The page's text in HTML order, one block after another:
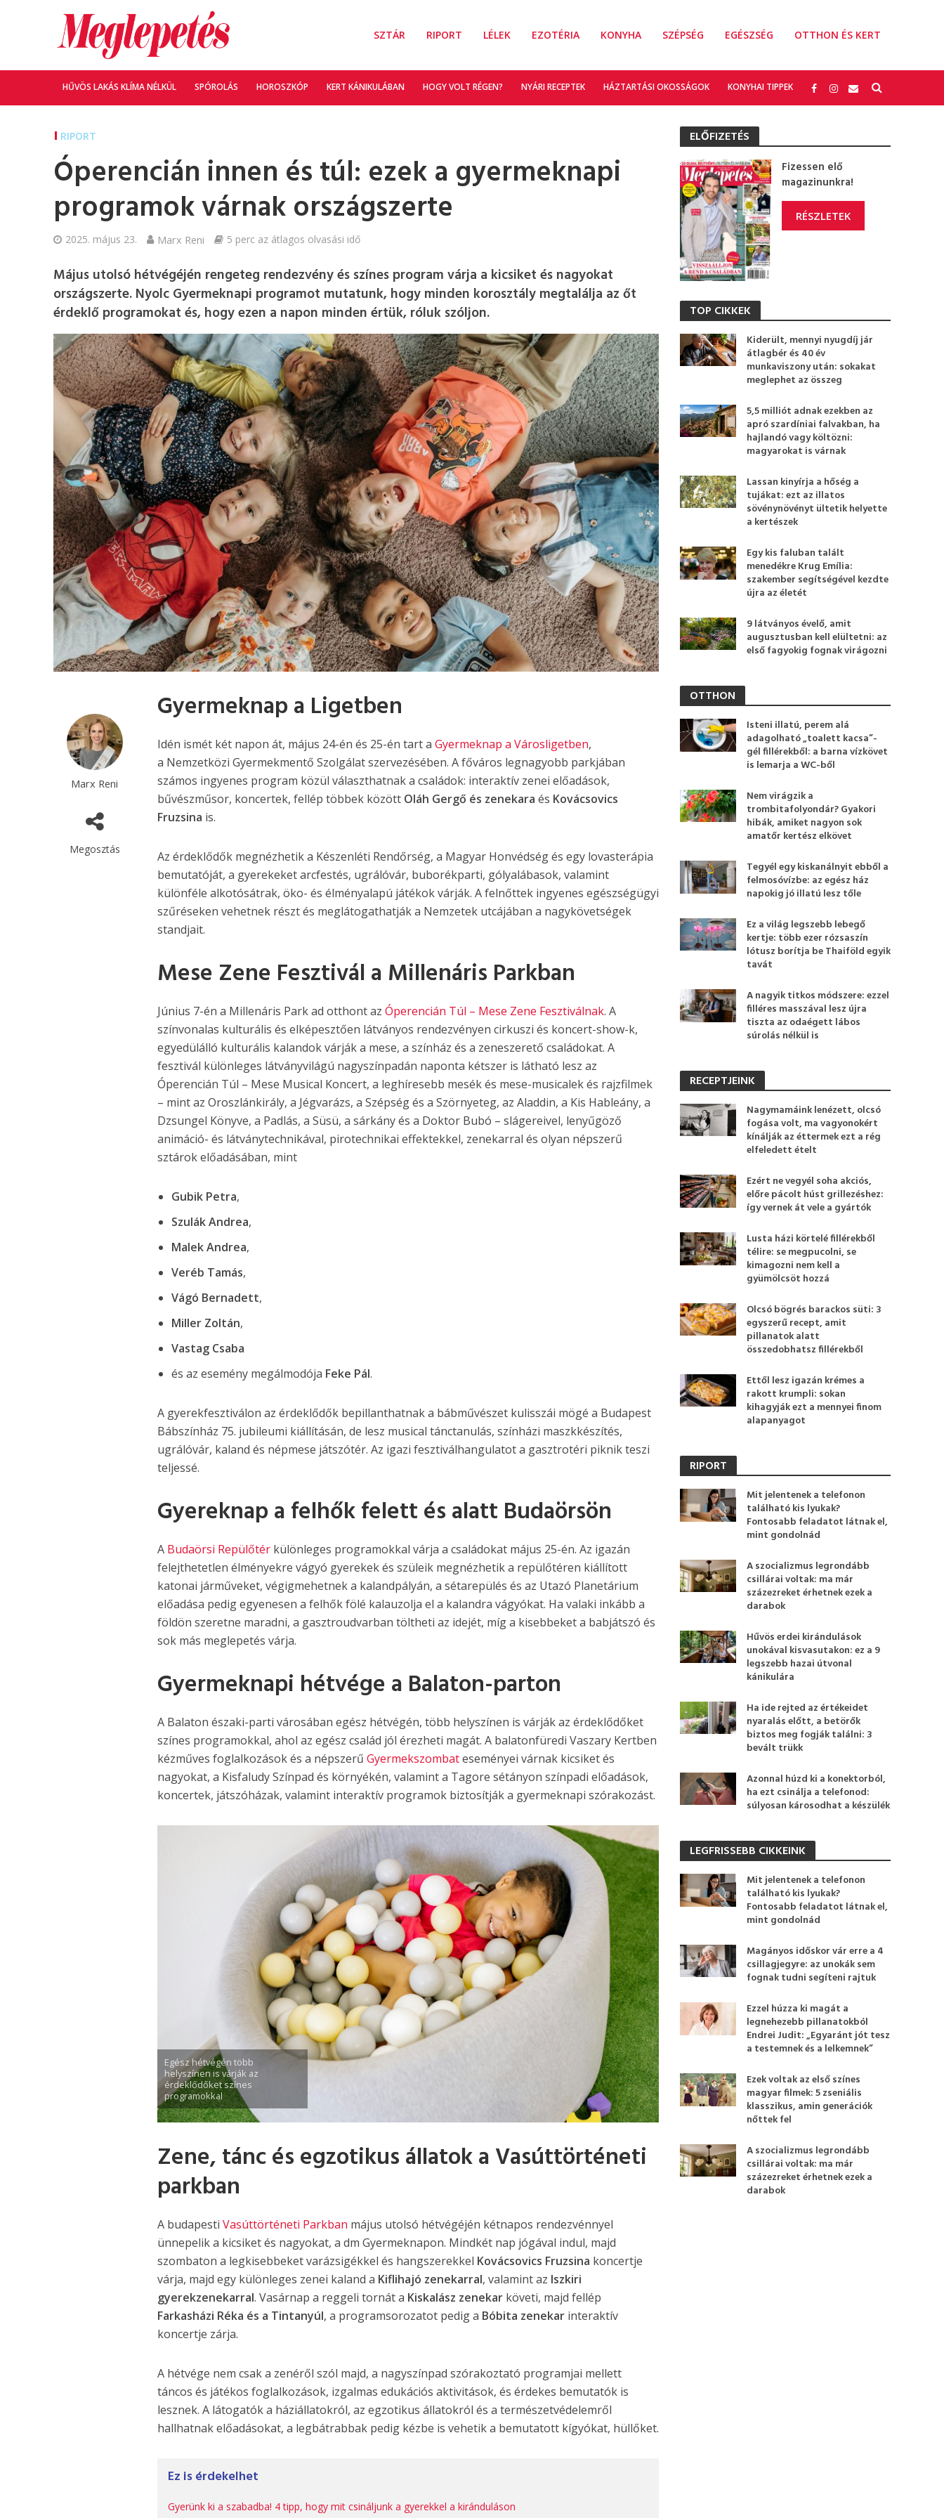
SZTÁR RIPORT LÉLEK EZOTÉRIA KONYHA SZÉPSÉG EGÉSZSÉG OTTHON ÉS KERT
HŰVÖS LAKÁS KLÍMA NÉLKÜL SPÓROLÁS HOROSZKÓP KERT KÁNIKULÁBAN HOGY VOLT RÉGEN? NYÁRI RECEPTEK HÁZTARTÁSI OKOSSÁGOK KONYHAI TIPPEK
RIPORT
Óperencián innen és túl: ezek a gyermeknapi
programok várnak országszerte
2025. május 23. Marx Reni 5 perc az átlagos olvasási idő
Május utolsó hétvégéjén rengeteg rendezvény és színes program várja a kicsiket és nagyokat
országszerte. Nyolc Gyermeknapi programot mutatunk, hogy minden korosztály megtalálja az őt
érdeklő programokat és, hogy ezen a napon minden értük, róluk szóljon.
Marx Reni
Megosztás
Gyermeknap a Ligetben
Idén ismét két napon át, május 24-én és 25-én tart aGyermeknap a Városligetben,
a Nemzetközi Gyermekmentő Szolgálat szervezésében. A főváros legnagyobb parkjában
számos ingyenes program közül választhatnak a családok: interaktív zenei előadások,
bűvészműsor, koncertek, felléptöbbek között Oláh Gergő és zenekara és Kovácsovics
Fruzsina is.
Az érdeklődők megnézhetik a Készenléti Rendőrség, a Magyar Honvédség és egy lovasterápia
bemutatóját, a gyerekeketarcfestés, ugrálóvár, buborékparti, gólyalábasok,valamint
különféle alkotósátrak, öko- és élményalapú játékok várják. A felnőttek ingyenes egészségügyi
szűréseken vehetnek részt és meglátogathatják a Nemzetek utcájában a nagykövetségek
standjait.
Mese Zene Fesztivál a Millenáris Parkban
Június 7-én a Millenáris Park ad otthont azÓperencián Túl – Mese Zene Fesztiválnak. A
színvonalas kulturális és elképesztően látványos rendezvényen cirkuszi és koncert-show-k,
egyedülálló kulturális kalandok várják a mese, a színház és a zeneszerető családokat. A
fesztivál különleges látványvilágú nagyszínpadán naponta kétszer is látható lesz az
Óperencián Túl – Mese Musical Koncert, a leghíresebb mesék és mese-musicalek és rajzfilmek
– mint az Oroszlánkirály, a Jégvarázs, a Szépség és a Szörnyeteg, az Aladdin, a Kis Hableány, a
Dzsungel Könyve, a Padlás, a Süsü, a sárkány és a Doktor Bubó – slágereivel, lenyűgöző
animáció- és látványtechnikával, pirotechnikai effektekkel, zenekarral és olyan népszerű
sztárok előadásában, mint
Gubik Petra,
Szulák Andrea,
Malek Andrea,
Veréb Tamás,
Vágó Bernadett,
Miller Zoltán,
Vastag Csaba
és az esemény megálmodója Feke Pál.
A gyerekfesztiválon az érdeklődők bepillanthatnak a bábművészet kulisszái mögé a Budapest
Bábszínház 75. jubileumi kiállításán, de lesz musical tánctanulás, színházi maszkkészítés,
ugrálóvár, kaland és népmese játszótér. Az igazi fesztiválhangulatot a gasztrotéri piknik teszi
teljessé.
Gyereknap a felhők felett és alatt Budaörsön
A Budaörsi Repülőtér különleges programokkal várja a családokat május 25-én. Az igazán
felejthetetlen élményekre vágyó gyerekek és szüleik megnézhetik a repülőtéren kiállított
katonai járműveket, végigmehetnek a kalandpályán, a sétarepülés és az Utazó Planetárium
előadása pedig egyenesen a felhők fölé kalauzolja el a kalandra vágyókat. Ha valaki inkább a
földön szeretne maradni, a gasztroudvarban töltheti az idejét, míg a kisebbeket a babjátszó és
sok más meglepetés várja.
Gyermeknapi hétvége a Balaton-parton
A Balaton északi-parti városában egész hétvégén, több helyszínen is várják az érdeklődőket
színes programokkal, ahol az egész család jól érezheti magát. A balatonfüredi Vaszary Kertben
kézműves foglalkozások és a népszerűGyermekszombateseményei várnak kicsiket és
nagyokat, a Kisfaludy Színpad és környékén, valamint a Tagore sétányon színpadi előadások,
koncertek, játszóházak, valamint interaktív programok biztosítják a gyermeknapi szórakozást.
Egész hétvégén több
helyszínen is várják az
érdeklődőket színes
programokkal
Zene, tánc és egzotikus állatok a Vasúttörténeti
parkban
A budapestiVasúttörténeti Parkban május utolsó hétvégéjén kétnapos rendezvénnyel
ünnepelik a kicsiket és nagyokat, a dm Gyermeknapon. Mindkét nap jógával indul, majd
szombaton a legkisebbeket varázsigékkel és hangszerekkel Kovácsovics Fruzsina koncertje
várja, majd egy különleges zenei kaland a Kiflihajó zenekarral, valamint az Iszkiri
gyerekzenekarral. Vasárnap a reggeli tornát a Kiskalász zenekar követi, majd fellép
Farkasházi Réka és a Tintanyúl, a programsorozatot pedig a Bóbita zenekar interaktív
koncertje zárja.
A hétvége nem csak a zenéről szól majd, a nagyszínpad szórakoztató programjai mellett
táncos és játékos foglalkozások, izgalmas edukációs aktivitások, és érdekes bemutatók is
lesznek. A látogatók a háziállatokról, az egzotikus állatokról és a természetvédelemről
hallhatnak előadásokat, a legbátrabbak pedig kézbe is vehetik a bemutatott kígyókat, hüllőket.
Ez is érdekelhet
Gyerünk ki a szabadba! 4 tipp, hogy mit csináljunk a gyerekkel a kiránduláson
ELŐFIZETÉS
Fizessen elő
magazinunkra!
RÉSZLETEK
TOP CIKKEK
Kiderült, mennyi nyugdíj jár
átlagbér és 40 év
munkaviszony után: sokakat
meglephet az összeg
5,5 milliót adnak ezekben az
apró szardíniai falvakban, ha
hajlandó vagy költözni:
magyarokat is várnak
Lassan kinyírja a hőség a
tujákat: ezt az illatos
sövénynövényt ültetik helyette
a kertészek
Egy kis faluban talált
menedékre Krug Emília:
szakember segítségével kezdte
újra az életét
9 látványos évelő, amit
augusztusban kell elültetni: az
első fagyokig fognak virágozni
OTTHON
Isteni illatú, perem alá
adagolható „toalett kacsa”-
gél fillérekből: a barna vízkövet
is lemarja a WC-ből
Nem virágzik a
trombitafolyondár? Gyakori
hibák, amiket nagyon sok
amatőr kertész elkövet
Tegyél egy kiskanálnyit ebből a
felmosóvízbe: az egész ház
napokig jó illatú lesz tőle
Ez a világ legszebb lebegő
kertje: több ezer rózsaszín
lótusz borítja be Thaiföld egyik
tavát
A nagyik titkos módszere: ezzel
filléres masszával lesz újra
tiszta az odaégett lábos
súrolás nélkül is
RECEPTJEINK
Nagymamáink lenézett, olcsó
fogása volt, ma vagyonokért
kínálják az éttermek ezt a rég
elfeledett ételt
Ezért ne vegyél soha akciós,
előre pácolt húst grillezéshez:
így vernek át vele a gyártók
Lusta házi körtelé fillérekből
télire: se megpucolni, se
kimagozni nem kell a
gyümölcsöt hozzá
Olcsó bögrés barackos süti: 3
egyszerű recept, amit
pillanatok alatt
összedobhatsz fillérekből
Ettől lesz igazán krémes a
rakott krumpli: sokan
kihagyják ezt a mennyei finom
alapanyagot
RIPORT
Mit jelentenek a telefonon
található kis lyukak?
Fontosabb feladatot látnak el,
mint gondolnád
A szocializmus legrondább
csillárai voltak: ma már
százezreket érhetnek ezek a
darabok
Hűvös erdei kirándulások
unokával kisvasutakon: ez a 9
legszebb hazai útvonal
kánikulára
Ha ide rejted az értékeidet
nyaralás előtt, a betörők
biztos meg fogják találni: 3
bevált trükk
Azonnal húzd ki a konektorból,
ha ezt csinálja a telefonod:
súlyosan károsodhat a készülék
LEGFRISSEBB CIKKEINK
Mit jelentenek a telefonon
található kis lyukak?
Fontosabb feladatot látnak el,
mint gondolnád
Magányos időskor vár erre a 4
csillagjegyre: az unokák sem
fognak tudni segíteni rajtuk
Ezzel húzza ki magát a
legnehezebb pillanatokból
Endrei Judit: „Egyaránt jót tesz
a testemnek és a lelkemnek”
Ezek voltak az első színes
magyar filmek: 5 zseniális
klasszikus, amin generációk
nőttek fel
A szocializmus legrondább
csillárai voltak: ma már
százezreket érhetnek ezek a
darabok